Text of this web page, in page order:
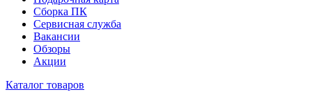
Сборка ПК
Сервисная служба
Вакансии
Обзоры
Акции
Каталог товаров